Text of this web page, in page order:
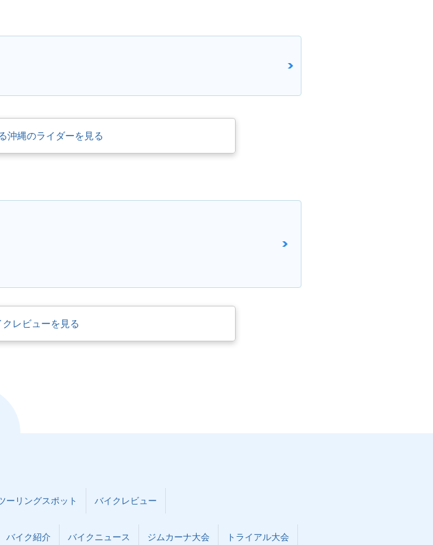
沖縄のライダーを見る
レビューを見る
ーリングスポット バイクレビュー
バイク紹介 バイクニュース ジムカーナ大会 トライアル大会